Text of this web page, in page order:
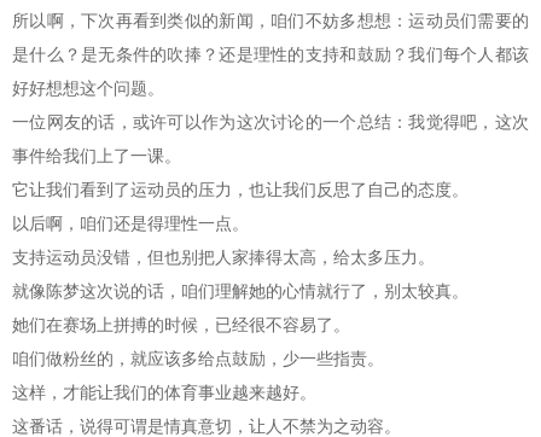
所以啊，下次再看到类似的新闻，咱们不妨多想想：运动员们需要的
是什么？是无条件的吹捧？还是理性的支持和鼓励？我们每个人都该
好好想想这个问题。
一位网友的话，或许可以作为这次讨论的一个总结：我觉得吧，这次
事件给我们上了一课。
它让我们看到了运动员的压力，也让我们反思了自己的态度。
以后啊，咱们还是得理性一点。
支持运动员没错，但也别把人家捧得太高，给太多压力。
就像陈梦这次说的话，咱们理解她的心情就行了，别太较真。
她们在赛场上拼搏的时候，已经很不容易了。
咱们做粉丝的，就应该多给点鼓励，少一些指责。
这样，才能让我们的体育事业越来越好。
这番话，说得可谓是情真意切，让人不禁为之动容。